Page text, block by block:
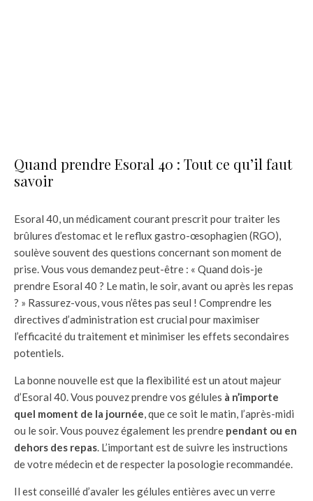
Quand prendre Esoral 40 : Tout ce qu’il faut
savoir
Esoral 40, un médicament courant prescrit pour traiter les
brûlures d’estomac et le reflux gastro-œsophagien (RGO),
soulève souvent des questions concernant son moment de
prise. Vous vous demandez peut-être : « Quand dois-je
prendre Esoral 40 ? Le matin, le soir, avant ou après les repas
? » Rassurez-vous, vous n’êtes pas seul ! Comprendre les
directives d’administration est crucial pour maximiser
l’efficacité du traitement et minimiser les effets secondaires
potentiels.
La bonne nouvelle est que la flexibilité est un atout majeur
d’Esoral 40. Vous pouvez prendre vos gélules à n’importe
quel moment de la journée, que ce soit le matin, l’après-midi
ou le soir. Vous pouvez également les prendre pendant ou en
dehors des repas. L’important est de suivre les instructions
de votre médecin et de respecter la posologie recommandée.
Il est conseillé d’avaler les gélules entières avec un verre